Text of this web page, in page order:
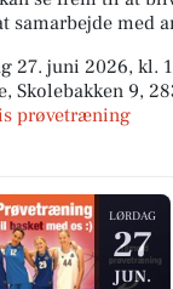
samarbejde med
27. juni 2026, kl.
Skolebakken 9,
prøvetræning
LØRDAG
27
JUN.